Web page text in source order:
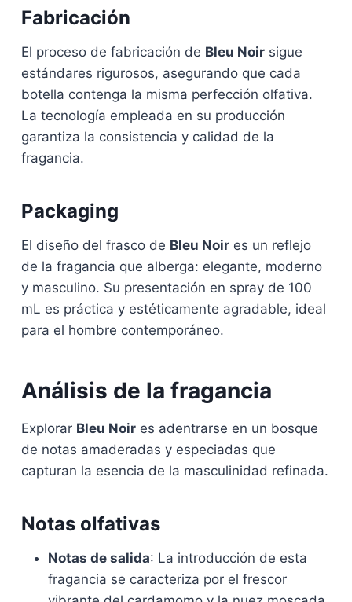
Fabricación
El proceso de fabricación de Bleu Noir sigue
estándares rigurosos, asegurando que cada
botella contenga la misma perfección olfativa.
La tecnología empleada en su producción
garantiza la consistencia y calidad de la
fragancia.
Packaging
El diseño del frasco de Bleu Noir es un reflejo
de la fragancia que alberga: elegante, moderno
y masculino. Su presentación en spray de 100
mL es práctica y estéticamente agradable, ideal
para el hombre contemporáneo.
Análisis de la fragancia
Explorar Bleu Noir es adentrarse en un bosque
de notas amaderadas y especiadas que
capturan la esencia de la masculinidad refinada.
Notas olfativas
Notas de salida: La introducción de esta
fragancia se caracteriza por el frescor